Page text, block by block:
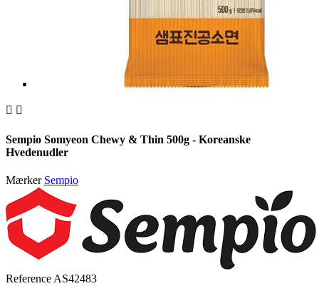
 
Sempio Somyeon Chewy & Thin 500g - Koreanske
Hvedenudler
Mærker Sempio
Reference AS42483